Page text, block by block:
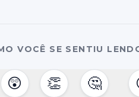
VOCÊ SE SENTIU
😲 👏 🤔